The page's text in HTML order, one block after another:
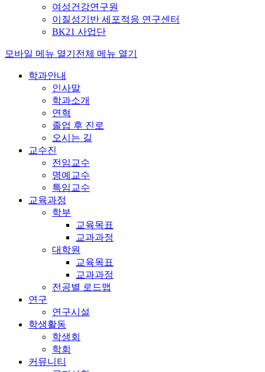
여성건강연구원
이질성기반 세포적응 연구센터
BK21 사업단
모바일 메뉴 열기 전체 메뉴 열기
학과안내
인사말
학과소개
연혁
졸업 후 진로
오시는 길
교수진
전임교수
명예교수
특임교수
교육과정
학부
교육목표
교과과정
대학원
교육목표
교과과정
전공별 로드맵
연구
연구시설
학생활동
학생회
학회
커뮤니티